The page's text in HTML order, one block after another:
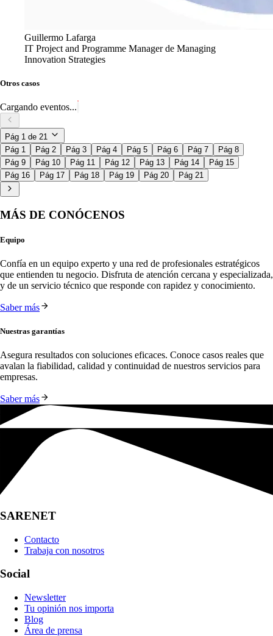
Guillermo Lafarga
IT Project and Programme Manager de Managing
Innovation Strategies
Otros casos
Cargando eventos...
Pág 1 de 21
Pág 1
Pág 2 Pág 3 Pág 4 Pág 5 Pág 6 Pág 7
Pág 8
Pág 9
Pág 10 Pág 11 Pág 12 Pág 13 Pág 14
Pág 15
Pág 16
Pág 17 Pág 18 Pág 19 Pág 20 Pág 21
MÁS DE CONÓCENOS
Equipo
Confía en un equipo experto y una red de profesionales estratégicos
que entienden tu negocio. Disfruta de atención cercana y especializada,
y de un servicio técnico que responde con rapidez y conocimiento.
Saber más
Nuestras garantías
Asegura resultados con soluciones eficaces. Conoce casos reales que
avalan la fiabilidad, calidad y continuidad de nuestros servicios para
empresas.
Saber más
SARENET
Contacto
Trabaja con nosotros
Social
Newsletter
Tu opinión nos importa
Blog
Área de prensa